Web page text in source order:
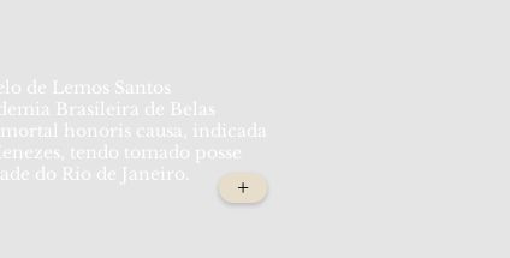
de Lemos Santos
Brasileira de Belas
honoris causa, indicada
tendo tomado posse
do Rio de Janeiro.
+